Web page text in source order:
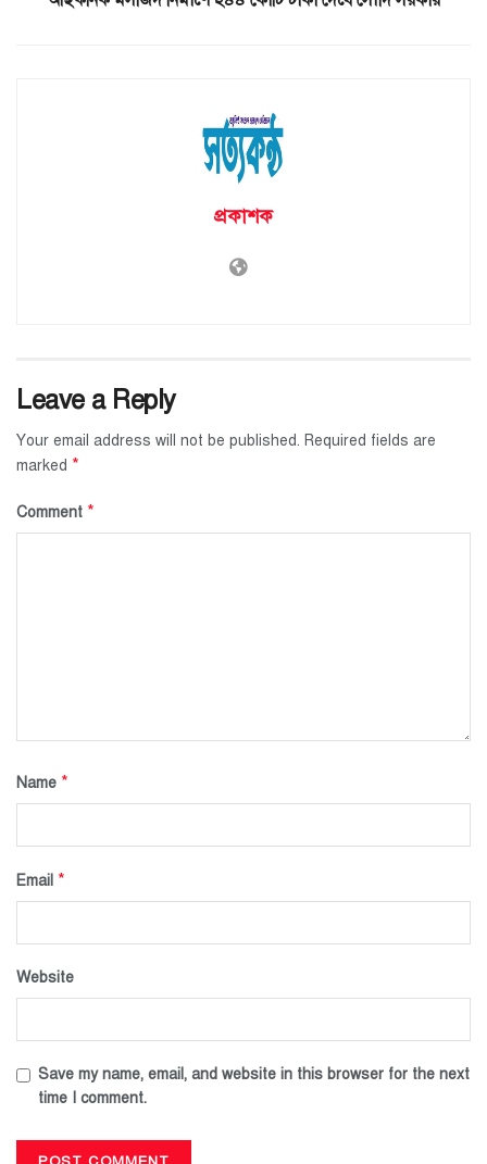
প্রকাশক
Leave a Reply
Your email address will not be published. Required fields are
marked *
Comment *
Name *
Email *
Website
Save my name, email, and website in this browser for the next
time I comment.